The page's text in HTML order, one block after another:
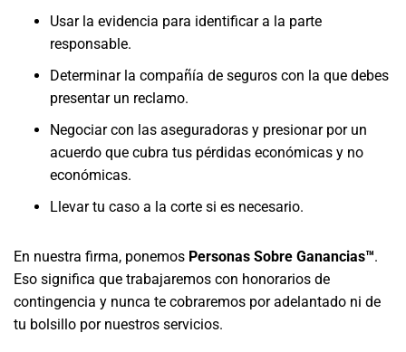
Usar la evidencia para identificar a la parte
responsable.
Determinar la compañía de seguros con la que debes
presentar un reclamo.
Negociar con las aseguradoras y presionar por un
acuerdo que cubra tus pérdidas económicas y no
económicas.
Llevar tu caso a la corte si es necesario.
En nuestra firma, ponemos Personas Sobre Ganancias™.
Eso significa que trabajaremos con honorarios de
contingencia y nunca te cobraremos por adelantado ni de
tu bolsillo por nuestros servicios.